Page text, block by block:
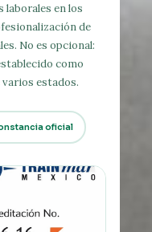
en los
de
No es opcional:
como
estados.
oficial